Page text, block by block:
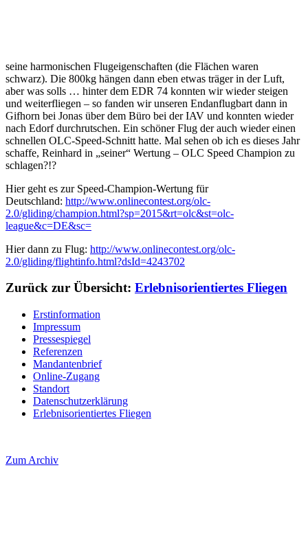
seine harmonischen Flugeigenschaften (die Flächen waren
schwarz). Die 800kg hängen dann eben etwas träger in der Luft,
aber was solls … hinter dem EDR 74 konnten wir wieder steigen
und weiterfliegen – so fanden wir unseren Endanflugbart dann in
Gifhorn bei Jonas über dem Büro bei der IAV und konnten wieder
nach Edorf durchrutschen. Ein schöner Flug der auch wieder einen
schnellen OLC-Speed-Schnitt hatte. Mal sehen ob ich es dieses Jahr
schaffe, Reinhard in „seiner“ Wertung – OLC Speed Champion zu
schlagen?!?
Hier geht es zur Speed-Champion-Wertung für
Deutschland: http://www.onlinecontest.org/olc-
2.0/gliding/champion.html?sp=2015&rt=olc&st=olc-
league&c=DE&sc=
Hier dann zu Flug: http://www.onlinecontest.org/olc-
2.0/gliding/flightinfo.html?dsId=4243702
Zurück zur Übersicht: Erlebnisorientiertes Fliegen
Erstinformation
Impressum
Pressespiegel
Referenzen
Mandantenbrief
Online-Zugang
Standort
Datenschutzerklärung
Erlebnisorientiertes Fliegen
Zum Archiv